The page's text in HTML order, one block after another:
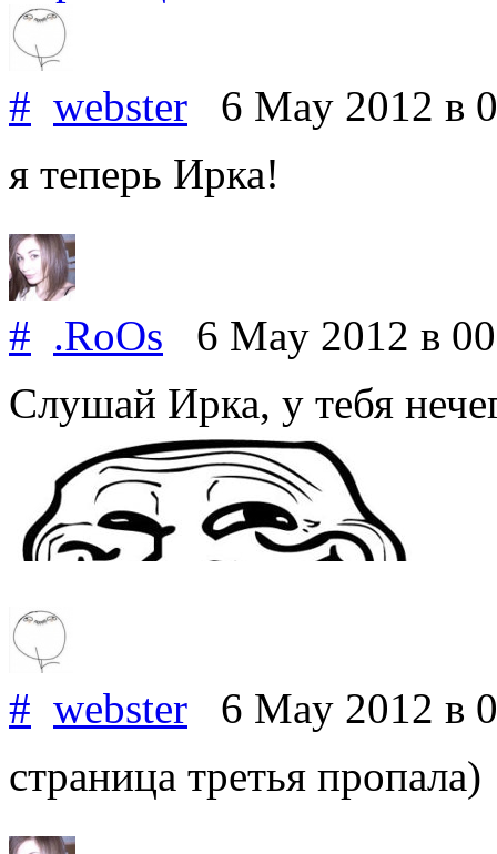
# webster 6 May 2012 в
я теперь Ирка!
# .RoOs 6 May 2012 в
Слушай Ирка, у тебя
# webster 6 May 2012 в
страница третья пропала)